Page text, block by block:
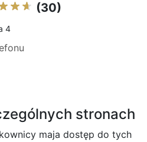
(30)
4
stronach
maja dostęp do tych